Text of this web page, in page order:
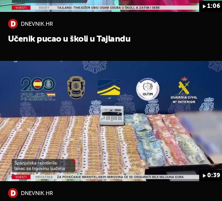
1:06
DNEVNIK.HR
Učenik pucao u školi u Tajlandu
0:39
DNEVNIK.HR